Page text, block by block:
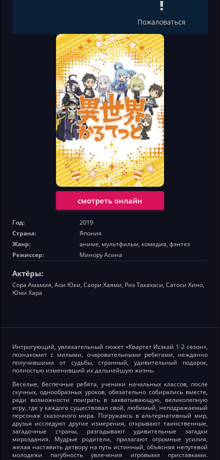
Пожаловаться
смотреть онлайн
Год:
2019
Страна:
Япония
Жанр:
аниме, мультфильм, комедия, фэнтез
Режиссер:
Минору Асина
Актёры:
Сора Амамия, Аои Юки, Саори Хаями, Риэ Такахаси, Сатоси Хино,
Юми Хара
Интригующий, увлекательный сюжет «Квартет Исэкай 1-2 сезон»,
познакомит с милыми, очаровательными ребятами, нежданно
получившими от судьбы, странный, удивительный подарок,
полностью изменивший их дальнейшую жизнь.
Веселые, беспечные ребята, ученики начальных классов, после
скучных, однообразных уроков, обязательно собирались вместе,
ради возможности поиграть в захватывающую, великолепную
игру, где у каждого существовал свой, любимый, неподражаемый
персонаж сказочного мира. Погружаясь в альтернативный мир,
друзья исследуют другие измерения, открывают таинственные,
загадочные страны, разгадывают удивительные загадки
мироздания. Мудрые родители, прилагают огромные усилия,
желая наставить детвору на путь истинный, объясняя непутевой
молодежи пагубность увлечения игровыми приставками.